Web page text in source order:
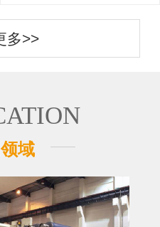
多>>
域